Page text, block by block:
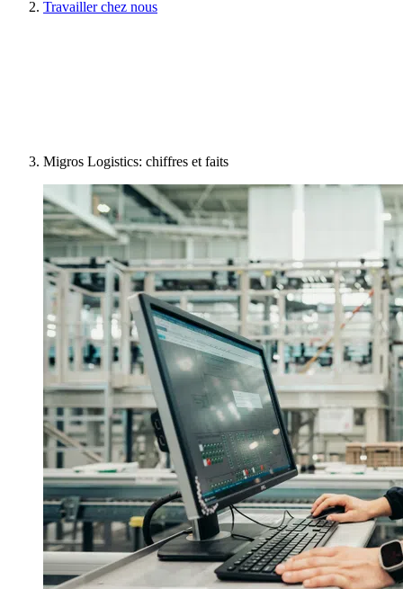
Travailler chez nous
Migros Logistics: chiffres et faits